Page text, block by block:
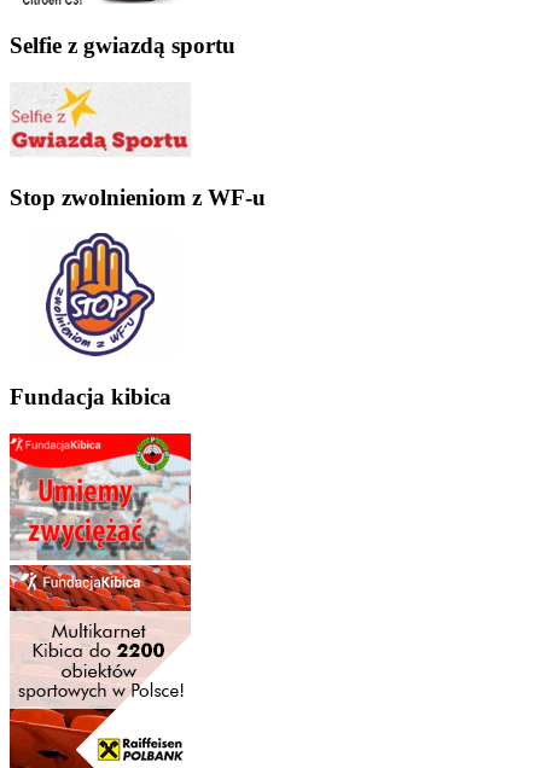
Selfie z gwiazdą sportu
Stop zwolnieniom z WF-u
Fundacja kibica